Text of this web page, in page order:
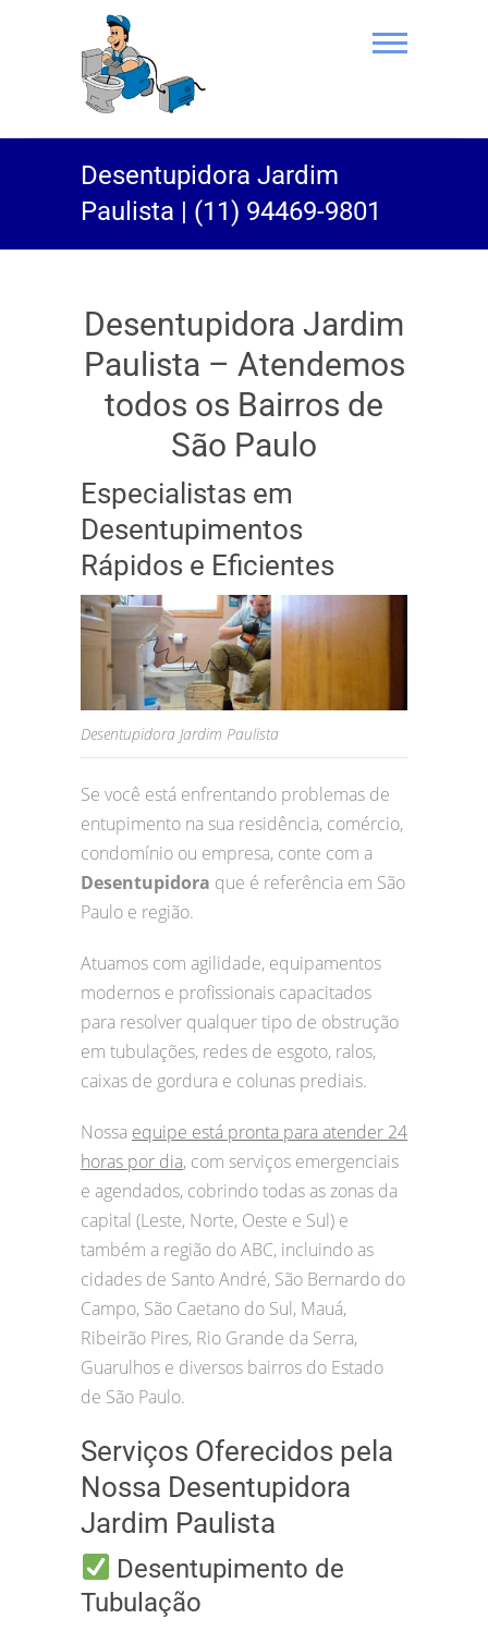
(11) 94469-
9801 |
Desentupidora
Rei do Esgoto
Desentupidora Jardim
Paulista | (11) 94469-9801
Desentupidora Jardim
Paulista – Atendemos
todos os Bairros de
São Paulo
Especialistas em
Desentupimentos
Rápidos e Eficientes
Desentupidora Jardim Paulista
Se você está enfrentando problemas de
entupimento na sua residência, comércio,
condomínio ou empresa, conte com a
Desentupidora que é referência em São
Paulo e região.
Atuamos com agilidade, equipamentos
modernos e profissionais capacitados
para resolver qualquer tipo de obstrução
em tubulações, redes de esgoto, ralos,
caixas de gordura e colunas prediais.
Nossa equipe está pronta para atender 24
horas por dia, com serviços emergenciais
e agendados, cobrindo todas as zonas da
capital (Leste, Norte, Oeste e Sul) e
também a região do ABC, incluindo as
cidades de Santo André, São Bernardo do
Campo, São Caetano do Sul, Mauá,
Ribeirão Pires, Rio Grande da Serra,
Guarulhos e diversos bairros do Estado
de São Paulo.
Serviços Oferecidos pela
Nossa Desentupidora
Jardim Paulista
Desentupimento de
Tubulação